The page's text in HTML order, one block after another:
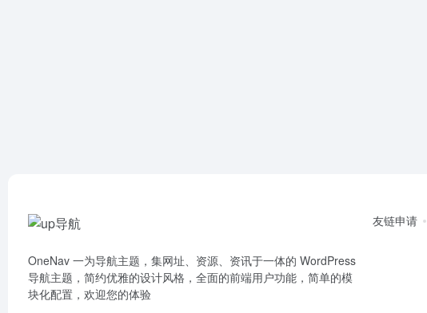
OneNav 一为导航主题，集网址、资源、资讯于一体的 WordPress
导航主题，简约优雅的设计风格，全面的前端用户功能，简单的模
块化配置，欢迎您的体验
友链申请